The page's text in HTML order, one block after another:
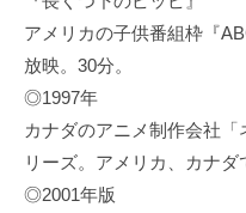
アメリカの子供番組枠『
放映。30分。
◎1997年
カナダのアニメ制作会社
リーズ。アメリカ、カナダ
◎2001年版